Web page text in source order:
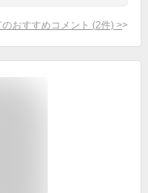
のおすすめコメント (2件) >